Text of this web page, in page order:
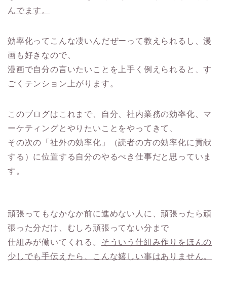
んでます。
効率化ってこんな凄いんだぜーって教えられるし、漫
画も好きなので、
漫画で自分の言いたいことを上手く例えられると、す
ごくテンション上がります。
このブログはこれまで、自分、社内業務の効率化、マ
ーケティングとやりたいことをやってきて、
その次の「社外の効率化」（読者の方の効率化に貢献
する）に位置する自分のやるべき仕事だと思っていま
す。
頑張ってもなかなか前に進めない人に、頑張ったら頑
張った分だけ、むしろ頑張ってない分まで
仕組みが働いてくれる。 そういう仕組み作りをほんの
少しでも手伝えたら、こんな嬉しい事はありません。